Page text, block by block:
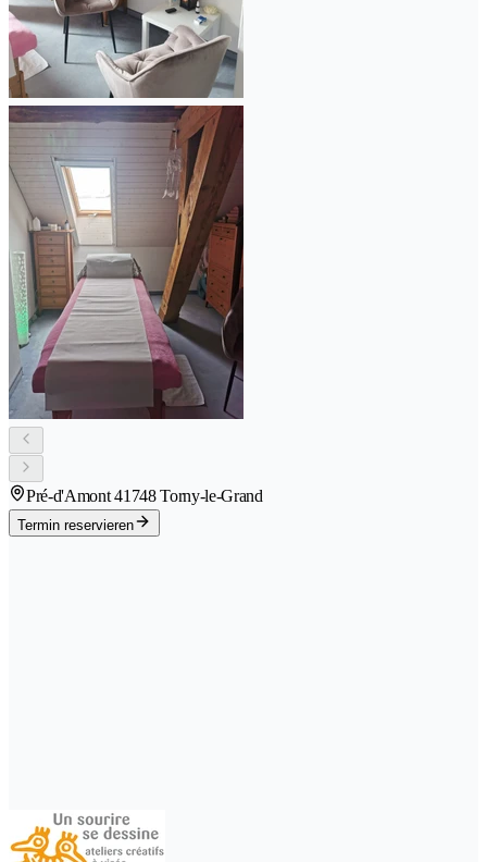
Pré-d'Amont 41748 Torny-le-Grand
Termin reservieren